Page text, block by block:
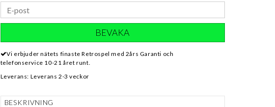
BEVAKA
Vi erbjuder nätets finaste Retrospel med 2års Garanti och
telefonservice 10-21 året runt.
Leverans: Leverans 2-3 veckor
BESKRIVNING